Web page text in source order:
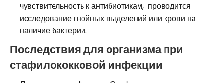
чувствительность к антибиотикам, проводится
исследование гнойных выделений или крови на
наличие бактерии.
Последствия для организма при
стафилококковой инфекции